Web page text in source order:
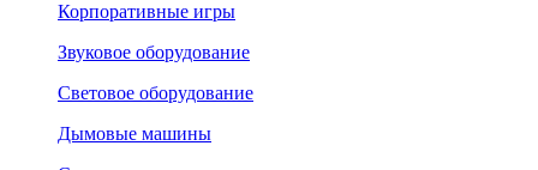
Корпоративные игры
Звуковое оборудование
Световое оборудование
Дымовые машины